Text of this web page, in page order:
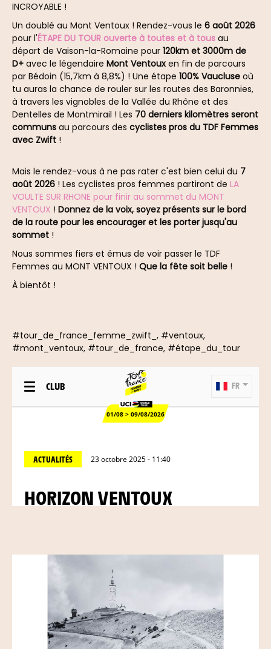
INCROYABLE !
Un doublé au Mont Ventoux ! Rendez-vous le 6 août 2026
pour l'ÉTAPE DU TOUR ouverte à toutes et à tous au
départ de Vaison-la-Romaine pour 120km et 3000m de
D+ avec le légendaire Mont Ventoux en fin de parcours
par Bédoin (15,7km à 8,8%) ! Une étape 100% Vaucluse où
tu auras la chance de rouler sur les routes des Baronnies,
à travers les vignobles de la Vallée du Rhône et des
Dentelles de Montmirail ! Les 70 derniers kilomètres seront
communs au parcours des cyclistes pros du TDF Femmes
avec Zwift !
Mais le rendez-vous à ne pas rater c'est bien celui du 7
août 2026 ! Les cyclistes pros femmes partiront de LA
VOULTE SUR RHONE pour finir au sommet du MONT
VENTOUX ! Donnez de la voix, soyez présents sur le bord
de la route pour les encourager et les porter jusqu'au
sommet !
Nous sommes fiers et émus de voir passer le TDF
Femmes au MONT VENTOUX ! Que la fête soit belle !
À bientôt !
#tour_de_france_femme_zwift_, #ventoux,
#mont_ventoux, #tour_de_france, #étape_du_tour